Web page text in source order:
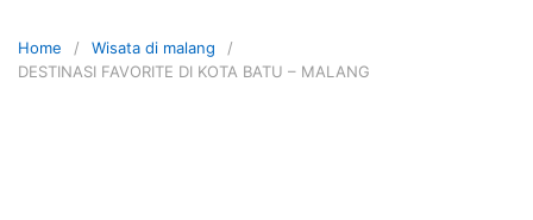
Home
Wisata di malang
DESTINASI FAVORITE DI KOTA BATU – MALANG